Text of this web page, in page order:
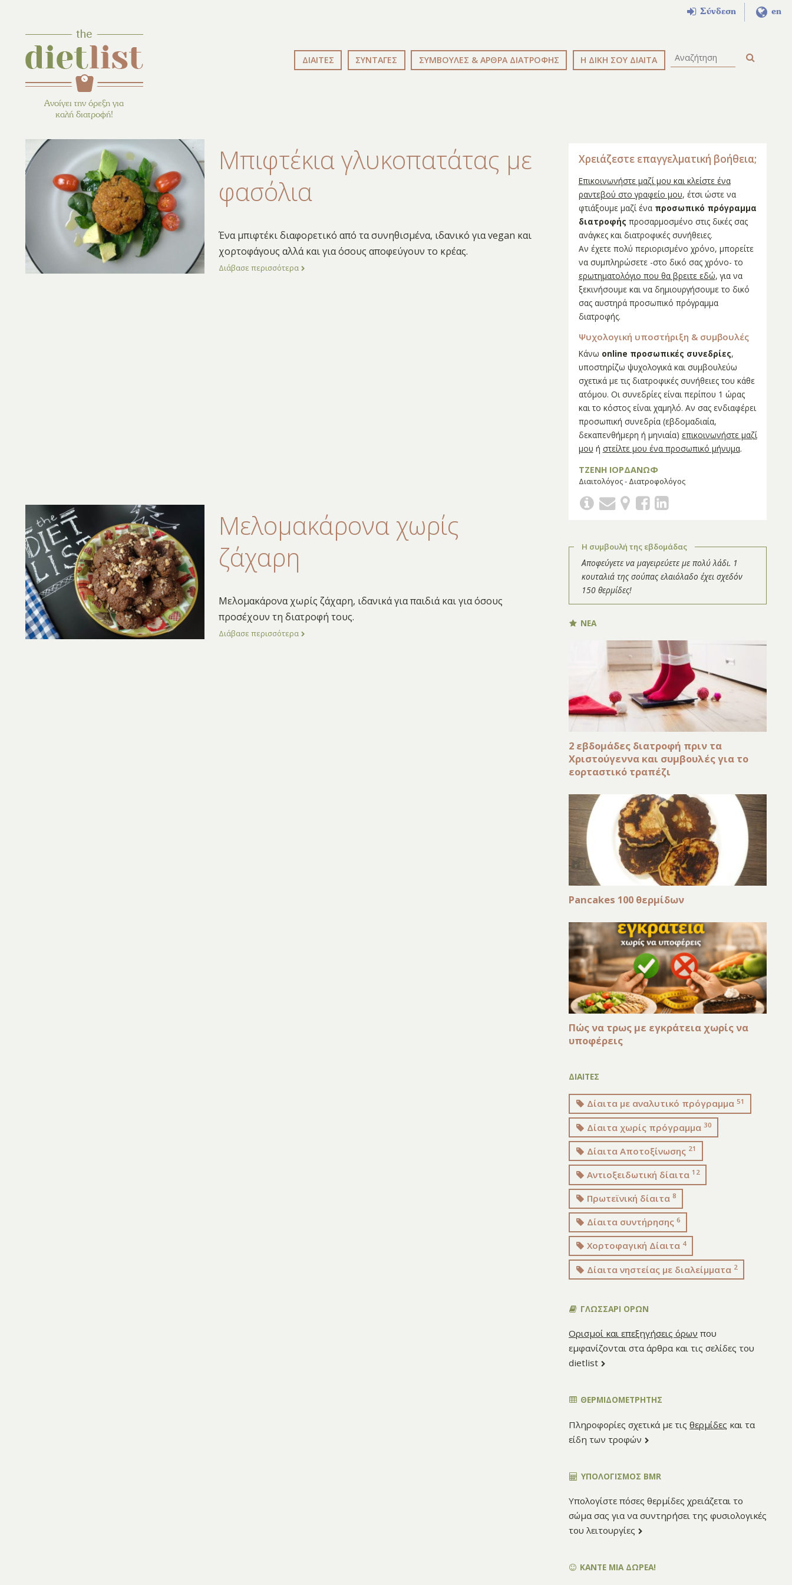
en
Σύνδεση
Ανοίγει την όρεξη για
καλή διατροφή!
ΔΙΑΙΤΕΣ ΣΥΝΤΑΓΕΣ ΣΥΜΒΟΥΛΕΣ & ΑΡΘΡΑ ΔΙΑΤΡΟΦΗΣ Η ΔΙΚΗ ΣΟΥ ΔΙΑΙΤΑ
Μπιφτέκια γλυκοπατάτας με
φασόλια
Ένα μπιφτέκι διαφορετικό από τα συνηθισμένα, ιδανικό για vegan και
χορτοφάγους αλλά και για όσους αποφεύγουν το κρέας.
Διάβασε περισσότερα
Μελομακάρονα χωρίς
ζάχαρη
Μελομακάρονα χωρίς ζάχαρη, ιδανικά για παιδιά και για όσους
προσέχουν τη διατροφή τους.
Διάβασε περισσότερα
Χρειάζεστε επαγγελματική βοήθεια;
Επικοινωνήστε μαζί μου και κλείστε ένα
ραντεβού στο γραφείο μου, έτσι ώστε να
φτιάξουμε μαζί ένα προσωπικό πρόγραμμα
διατροφής προσαρμοσμένο στις δικές σας
ανάγκες και διατροφικές συνήθειες.
Αν έχετε πολύ περιορισμένο χρόνο, μπορείτε
να συμπληρώσετε -στο δικό σας χρόνο- το
ερωτηματολόγιο που θα βρειτε εδώ, για να
ξεκινήσουμε και να δημιουργήσουμε το δικό
σας αυστηρά προσωπικό πρόγραμμα
διατροφής.
Ψυχολογική υποστήριξη & συμβουλές
Κάνω online προσωπικές συνεδρίες,
υποστηρίζω ψυχολογικά και συμβουλεύω
σχετικά με τις διατροφικές συνήθειες του κάθε
ατόμου. Οι συνεδρίες είναι περίπου 1 ώρας
και το κόστος είναι χαμηλό. Αν σας ενδιαφέρει
προσωπική συνεδρία (εβδομαδιαία,
δεκαπενθήμερη ή μηνιαία) επικοινωνήστε μαζί
μου ή στείλτε μου ένα προσωπικό μήνυμα.
ΤΖΕΝΗ ΙΟΡΔΑΝΩΦ
Διαιτολόγος - Διατροφολόγος
Η συμβουλή της εβδομάδας
Αποφεύγετε να μαγειρεύετε με πολύ λάδι. 1
κουταλιά της σούπας ελαιόλαδο έχει σχεδόν
150 θερμίδες!
ΝΕΑ
2 εβδομάδες διατροφή πριν τα
Χριστούγεννα και συμβουλές για το
εορταστικό τραπέζι
Pancakes 100 θερμίδων
Πώς να τρως με εγκράτεια χωρίς να
υποφέρεις
ΔΙΑΙΤΕΣ
Δίαιτα με αναλυτικό πρόγραμμα51
Δίαιτα χωρίς πρόγραμμα 30
Δίαιτα Αποτοξίνωσης 21
Αντιοξειδωτική δίαιτα 12
Πρωτεϊνική δίαιτα8
Δίαιτα συντήρησης6
Χορτοφαγική Δίαιτα 4
Δίαιτα νηστείας με διαλείμματα 2
ΓΛΩΣΣΑΡΙ ΟΡΩΝ
Ορισμοί και επεξηγήσεις όρων που
εμφανίζονται στα άρθρα και τις σελίδες του
dietlist
ΘΕΡΜΙΔΟΜΕΤΡΗΤΗΣ
Πληροφορίες σχετικά με τιςθερμίδες και τα
είδη των τροφών
ΥΠΟΛΟΓΙΣΜΌΣ BMR
Υπολογίστε πόσες θερμίδες χρειάζεται το
σώμα σας για να συντηρήσει της φυσιολογικές
του λειτουργίες
ΚΑΝΤΕ ΜΙΑ ΔΩΡΕΑ!